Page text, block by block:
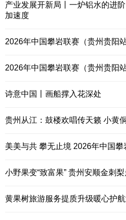
产业发展开新局丨一炉铝水的进
加速度
2026年中国攀岩联赛（贵州贵阳
2026年中国攀岩联赛（贵州贵阳
诗意中国丨画船撑入花深处
贵州从江：鼓楼欢唱传天籁 小黄
美美与共 攀无止境 2026年中国
小野果变“致富果” 贵州安顺金刺
黄果树旅游服务提质升级暖心护